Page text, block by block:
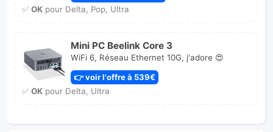
✅ OKpour Delta, Pop, Ultra
Mini PC Beelink Core 3
WiFi 6, Réseau Ethernet 10G, j'adore 😍
👉 voir l'offre à 539€
✅ OKpour Delta, Ultra